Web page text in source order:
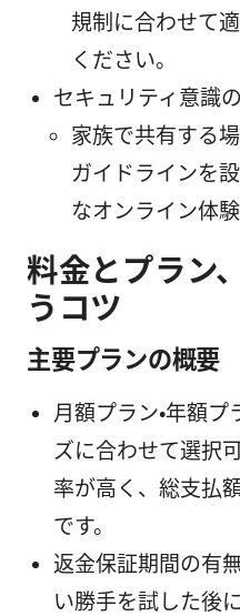
規制に合わせて
ください。
セキュリティ意識
家族で共有する
ガイドラインを
なオンライン体
料金とプラン
うコツ
主要プランの概要
月額プラン・年額プ
ズに合わせて選択
率が高く、総支払
です。
返金保証期間の有
い勝手を試した後